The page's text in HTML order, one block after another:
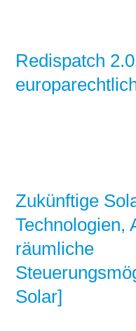
Redispatch
Zukünftige
Technologien,
räumliche
Solar]